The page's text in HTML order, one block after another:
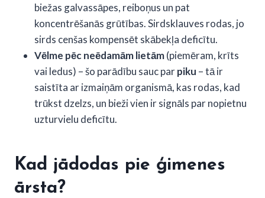
biežas galvassāpes, reiboņus un pat
koncentrēšanās grūtības. Sirdsklauves rodas, jo
sirds cenšas kompensēt skābekļa deficītu.
Vēlme pēc neēdamām lietām(piemēram, krīts
vai ledus) – šo parādību sauc parpiku – tā ir
saistīta ar izmaiņām organismā, kas rodas, kad
trūkst dzelzs, un bieži vien ir signāls par nopietnu
uzturvielu deficītu.
Kad jādodas pie ģimenes
ārsta?